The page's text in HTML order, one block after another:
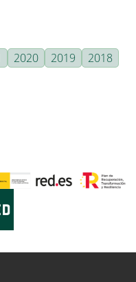
2020 2019
2018